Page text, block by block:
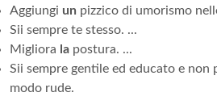
Aggiungi un pizzico di umorismo
Sii sempre te stesso. ...
Migliora la postura. ...
Sii sempre gentile ed educato e non
modo rude.